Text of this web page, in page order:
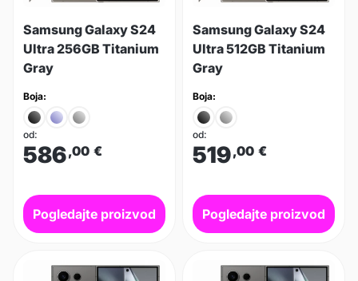
Samsung Galaxy S24
Ultra 256GB Titanium
Gray
Boja:
od:
586,00 €
Pogledajte proizvod
Samsung Galaxy S24
Ultra 512GB Titanium
Gray
Boja:
od:
519,00 €
Pogledajte proizvod